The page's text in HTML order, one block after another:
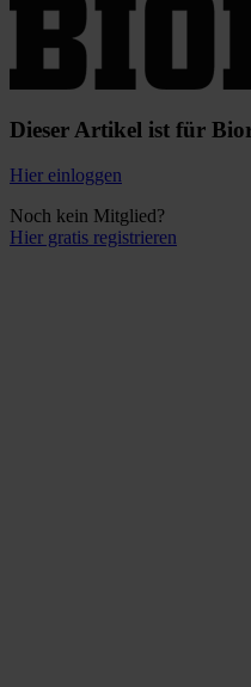
Dieser Artikel ist für
Hier einloggen
Noch kein Mitglied?
Hier gratis registrieren